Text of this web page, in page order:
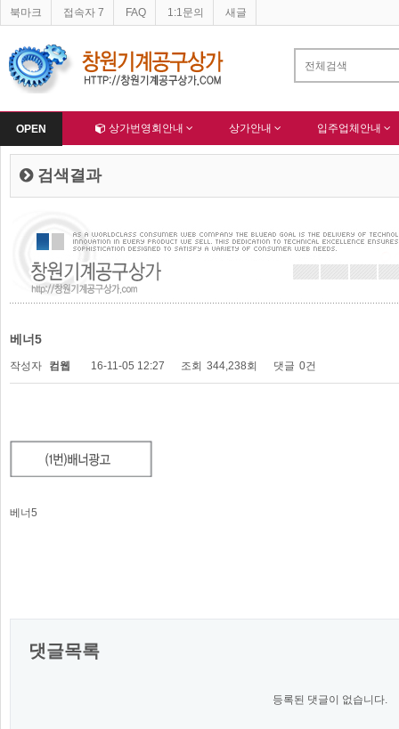
OPEN
북마크 접속자 7 FAQ 1:1문의 새글
이버 등록완료 - 알림 한국종합산업(주) 회원님 가입을 축하드립니다 !
Home 상가번영회안내 상가안내 입주업체안내
검색결과
베너5
작성자 컴웹 16-11-05 12:27 조회 344,238회 댓글 0건
베너5
댓글목록
등록된 댓글이 없습니다.